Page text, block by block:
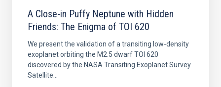
A Close-in Puffy Neptune with Hidden
Friends: The Enigma of TOI 620
We present the validation of a transiting low-density
exoplanet orbiting the M2.5 dwarf TOI 620
discovered by the NASA Transiting Exoplanet Survey
Satellite...